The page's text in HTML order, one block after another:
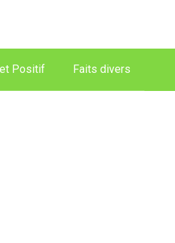
Positif Faits divers